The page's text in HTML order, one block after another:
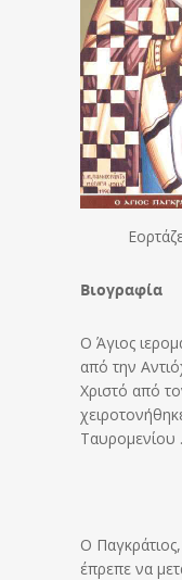
Βιογραφία
Ο Άγιος
από την
Χριστό από
Ταυρομενίου .
Ο
έπρεπε να